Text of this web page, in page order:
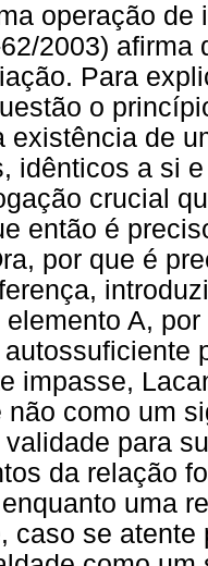
operação
2003)
Para
o
existência de
idênticos a si
crucial
então é
por que é
A,
impasse,
não como um
para
da relação
uma
caso se